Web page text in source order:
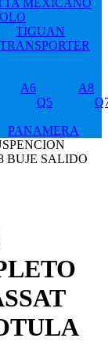
MEXICANO
TIGUAN
TRANSPORTER
A6
A8
Q5
PANAMERA
BUJE SALIDO